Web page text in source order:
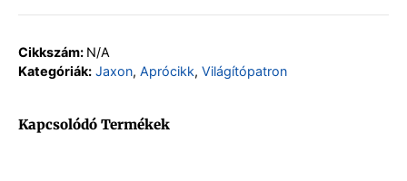
Cikkszám: N/A
Kategóriák: Jaxon, Aprócikk, Világítópatron
Kapcsolódó Termékek